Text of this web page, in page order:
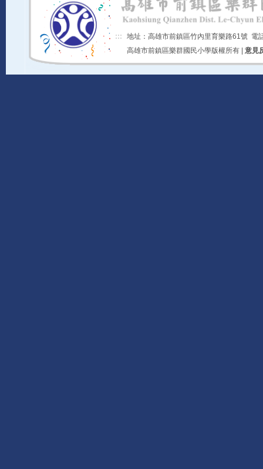
:::
地址：高雄市前鎮區竹內里育樂路61號
高雄市前鎮區樂群國民小學版權所有 | 意見